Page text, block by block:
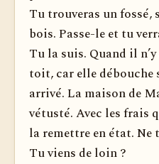
Tu trouveras un fossé,
bois. Passe-le et tu
Tu la suis. Quand il
toit, car elle débouche
arrivé. La maison de
vétusté. Avec les frais
la remettre en état. Ne
Tu viens de loin ?